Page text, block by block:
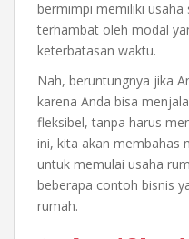
bermimpi memiliki usaha
terhambat oleh modal
keterbatasan waktu.
Nah, beruntungnya jika
karena Anda bisa
fleksibel, tanpa harus
ini, kita akan membahas
untuk memulai usaha
beberapa contoh bisnis
rumah.